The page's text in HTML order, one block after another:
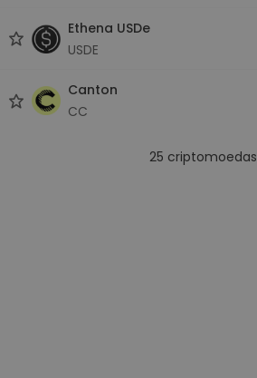
Ethena USDe
USDE
Canton
CC
25 criptomoedas